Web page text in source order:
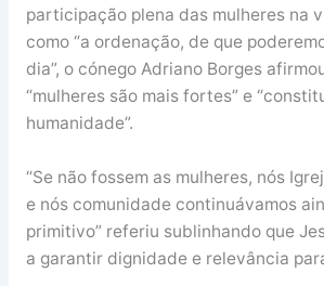
participação plena das mulheres na
como “a ordenação, de que
dia”, o cónego Adriano Borges
“mulheres são mais fortes” e
humanidade”.
“Se não fossem as mulheres, nós
e nós comunidade continuávamos
primitivo” referiu sublinhando que
a garantir dignidade e relevância